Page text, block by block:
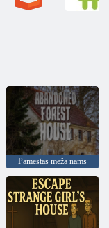
Pamestas meža nams